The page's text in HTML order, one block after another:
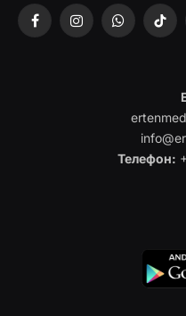
FacebookInstagramWhatsApp
Телефон: